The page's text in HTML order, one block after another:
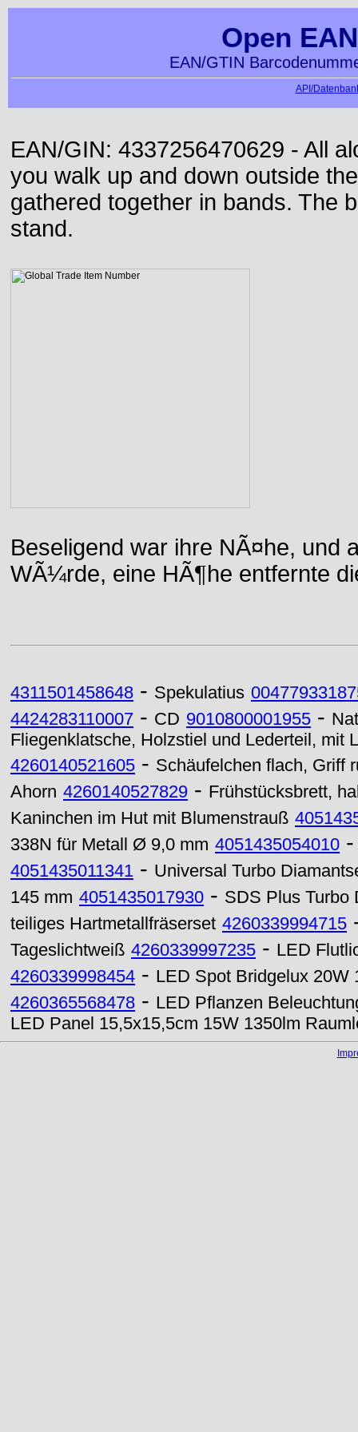
Open
EAN/GTIN
API/
EAN/GIN: 4337256470629 - All
you walk up and down outside
gathered together in bands. The
stand.
Beseligend war ihre NÃ¤he, und
WÃ¼rde, eine HÃ¶he entfernte
4311501458648 - Spekulatius
4424283110007 - CD 9010800001955 -
Fliegenklatsche, Holzstiel und Lederteil, mit
4260140521605 - Schäufelchen flach, Griff
Ahorn 4260140527829 - Frühstücksbrett,
Kaninchen im Hut mit Blumenstrauß
338N für Metall Ø 9,0 mm 4051435054010
4051435011341 - Universal Turbo
145 mm 4051435017930 - SDS Plus Turbo
teiliges Hartmetallfräserset 4260339994715
Tageslichtweiß 4260339997235 - LED
4260339998454 - LED Spot Bridgelux 20W
4260365568478 - LED Pflanzen
LED Panel 15,5x15,5cm 15W 1350lm